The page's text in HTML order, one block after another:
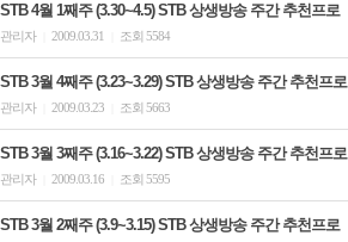
STB 4월 1째주 (3.30~4.5) STB 상생방송 주간 추천프로
관리자 2009.03.31 조회 5584
STB 3월 4째주 (3.23~3.29) STB 상생방송 주간 추천프로
관리자 2009.03.23 조회 5663
STB 3월 3째주 (3.16~3.22) STB 상생방송 주간 추천프로
관리자 2009.03.16 조회 5595
STB 3월 2째주 (3.9~3.15) STB 상생방송 주간 추천프로